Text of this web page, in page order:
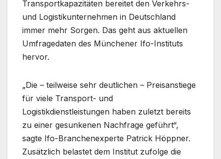
Transportkapazitäten bereitet den Verkehrs-
und Logistikunternehmen in Deutschland
immer mehr Sorgen. Das geht aus aktuellen
Umfragedaten des Münchener Ifo-Instituts
hervor.
„Die – teilweise sehr deutlichen – Preisanstiege
für viele Transport- und
Logistikdienstleistungen haben zuletzt bereits
zu einer gesunkenen Nachfrage geführt“,
sagte Ifo-Branchenexperte Patrick Höppner.
Zusätzlich belastet dem Institut zufolge die